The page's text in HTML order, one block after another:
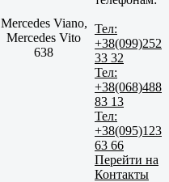
Mercedes Viano,
Mercedes Vito
638
Тел:
+38(099)252
33 32
Тел:
+38(068)488
83 13
Тел:
+38(095)123
63 66
Перейти на
Контакты